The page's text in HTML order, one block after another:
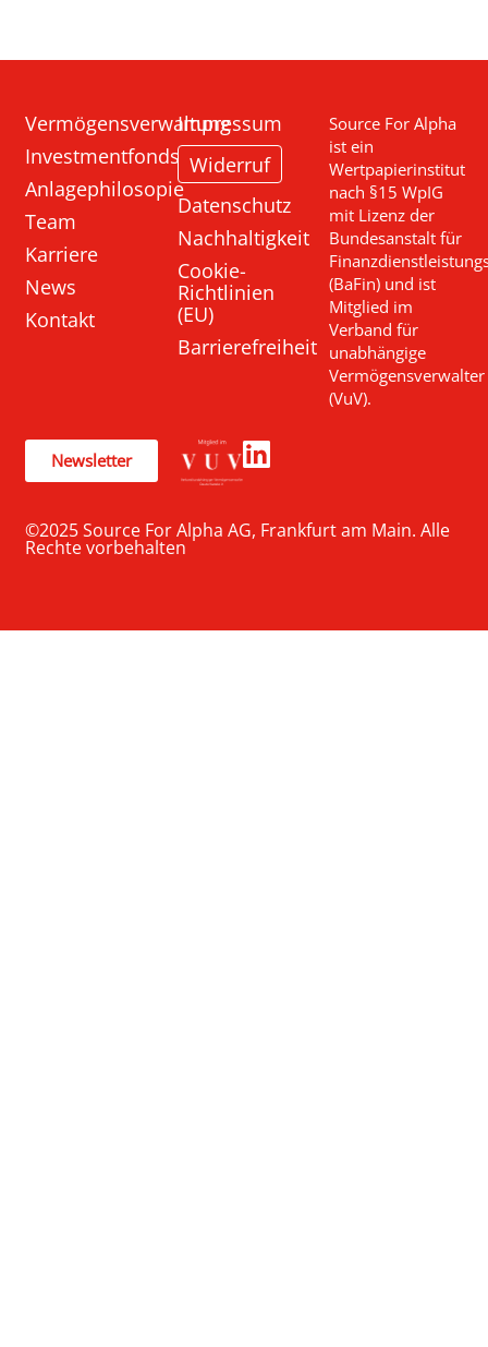
Vermögensverwaltung
Investmentfonds
Anlagephilosopie
Team
Karriere
News
Kontakt
Impressum
Widerruf
Datenschutz
Nachhaltigkeit
Cookie-
Richtlinien
(EU)
Barrierefreiheit
Source For Alpha
ist ein
Wertpapierinstitut
nach §15 WpIG
mit Lizenz der
Bundesanstalt für
(BaFin) und ist
Mitglied im
Verband für
unabhängige
Vermögensverwalter
(VuV).
Newsletter
©2025 Source For Alpha AG, Frankfurt am Main. Alle
Rechte vorbehalten